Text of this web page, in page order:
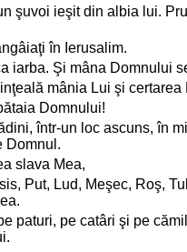
şuvoi ieşit din albia lui.
în Ierusalim.
Şi mâna Domnului
mânia Lui şi certarea
Domnului!
într-un loc ascuns, în
Domnul.
slava Mea,
Put, Lud, Meşec, Roş,
paturi, pe catâri şi pe